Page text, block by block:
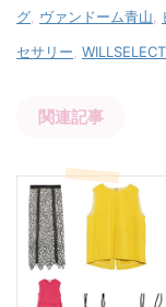
グ ヴァンドーム青山
セサリー
関連記事